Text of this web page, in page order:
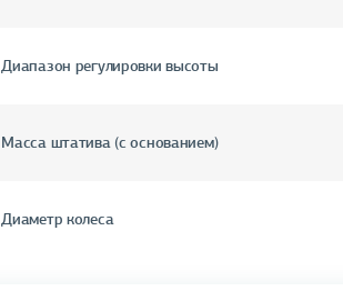
Диапазон регулировки высоты
Масса штатива (с основанием)
Диаметр колеса